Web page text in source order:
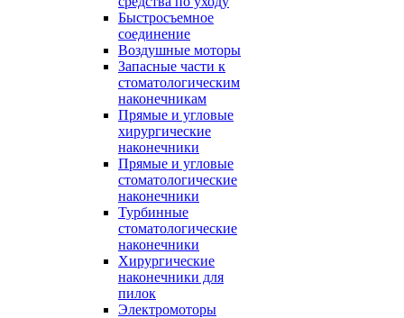
Быстросъемное
соединение
Воздушные моторы
Запасные части к
стоматологическим
наконечникам
Прямые и угловые
хирургические
наконечники
Прямые и угловые
стоматологические
наконечники
Турбинные
стоматологические
наконечники
Хирургические
наконечники для
пилок
Электромоторы